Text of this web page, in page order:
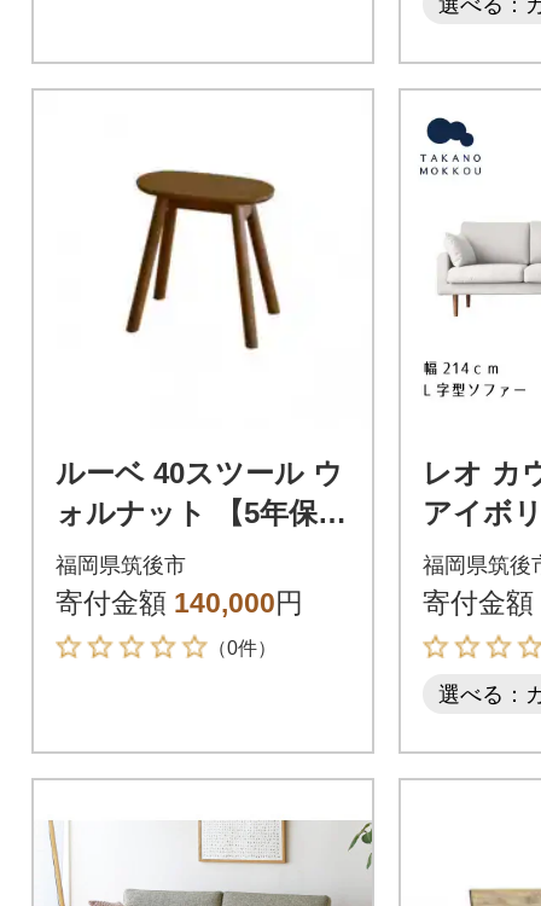
選べる：
ルーベ 40スツール ウ
ォルナット 【5年保
証】【高野木工】
福岡県筑後市
寄付金額 140,000円
（0件）
レオ カ
アイボ
左肘
証】【
福岡県筑後
寄付金額
選べる：